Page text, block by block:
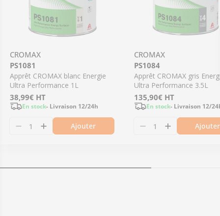
CROMAX
PS1081
Apprêt CROMAX blanc Energie
Ultra Performance 1L
Prix
38,99€ HT
En stock- Livraison 12/24h
Ajouter
CROMAX
PS1084
Apprêt CROMAX gris
Ultra Performance 3.5L
Prix
135,90€ HT
En stock- Livraison 12/
Ajouter